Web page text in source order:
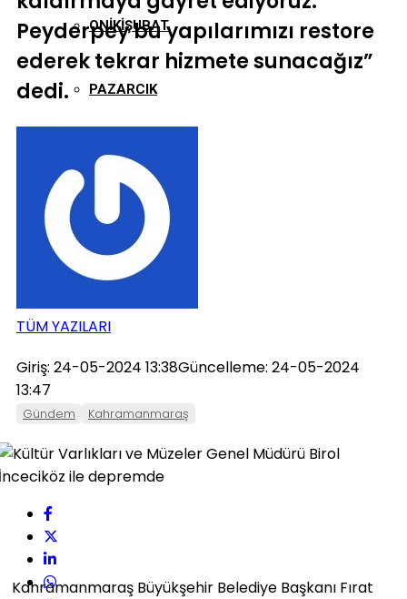
ONIKIŞUBAT
PAZARCIK
TÜRKOĞLU
Peyderpey bu yapılarımızı restore
ederek tekrar hizmete sunacağız”
dedi.
TÜM YAZILARI
Giriş: 24-05-2024 13:38Güncelleme: 24-05-2024
13:47
Gündem Kahramanmaraş
Kahramanmaraş Büyükşehir Belediye Başkanı Fırat